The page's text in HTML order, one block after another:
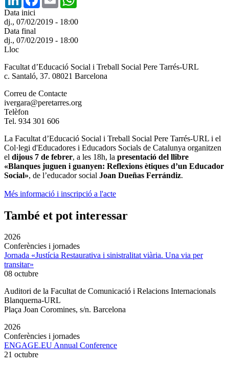
Data inici
dj., 07/02/2019 - 18:00
Data final
dj., 07/02/2019 - 18:00
Lloc
Facultat d’Educació Social i Treball Social Pere Tarrés-URL
c. Santaló, 37. 08021 Barcelona
Correu de Contacte
ivergara@peretarres.org
Telèfon
Tel. 934 301 606
La Facultat d’Educació Social i Treball Social Pere Tarrés-URL i el
Col·legi d'Educadores i Educadors Socials de Catalunya organitzen
el dijous 7 de febrer, a les 18h, la presentació del llibre
«Blanques juguen i guanyen: Reflexions ètiques d’un Educador
Social», de l’educador social Joan Dueñas Ferrándiz.
Més informació i inscripció a l'acte
També et pot interessar
2026
Conferències i jornades
Jornada «Justícia Restaurativa i sinistralitat viària. Una via per
transitar»
08 octubre
Auditori de la Facultat de Comunicació i Relacions Internacionals
Blanquerna-URL
Plaça Joan Coromines, s/n. Barcelona
2026
Conferències i jornades
ENGAGE.EU Annual Conference
21 octubre